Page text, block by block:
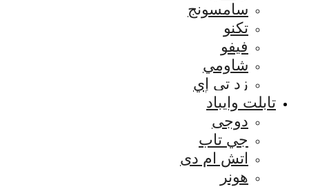
سامسونج
تكنو
فيفو
شاومي
زد تي إي
تابلت وايباد
دوجى
جي تاب
اتش ام دى
هونر